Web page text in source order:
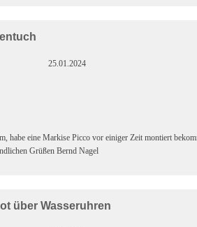
25.01.2024
habe eine Markise Picco vor einiger Zeit montiert
Grüßen Bernd Nagel
über Wasseruhren